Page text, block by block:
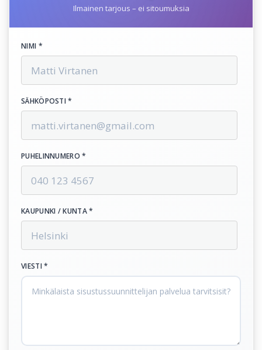
Ilmainen tarjous – ei sitoumuksia
NIMI *
SÄHKÖPOSTI *
PUHELINNUMERO *
KAUPUNKI / KUNTA *
VIESTI *